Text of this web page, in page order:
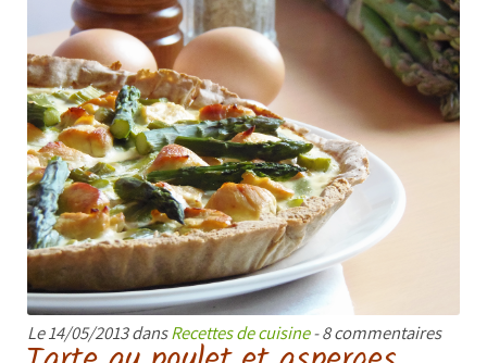
Le 14/05/2013 dansRecettes de cuisine- 8 commentaires